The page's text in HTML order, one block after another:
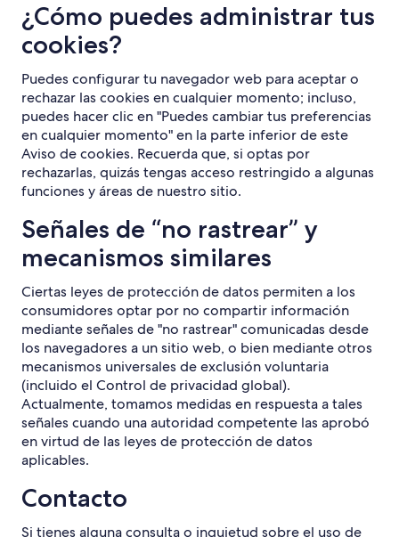
¿Cómo puedes administrar tus
cookies?
Puedes configurar tu navegador web para aceptar o
rechazar las cookies en cualquier momento; incluso,
puedes hacer clic en "Puedes cambiar tus preferencias
en cualquier momento" en la parte inferior de este
Aviso de cookies. Recuerda que, si optas por
rechazarlas, quizás tengas acceso restringido a algunas
funciones y áreas de nuestro sitio.
Señales de “no rastrear” y
mecanismos similares
Ciertas leyes de protección de datos permiten a los
consumidores optar por no compartir información
mediante señales de "no rastrear" comunicadas desde
los navegadores a un sitio web, o bien mediante otros
mecanismos universales de exclusión voluntaria
(incluido el Control de privacidad global).
Actualmente, tomamos medidas en respuesta a tales
señales cuando una autoridad competente las aprobó
en virtud de las leyes de protección de datos
aplicables.
Contacto
Si tienes alguna consulta o inquietud sobre el uso de